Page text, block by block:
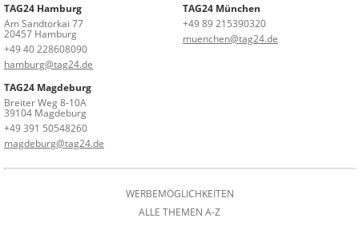
TAG24 Hamburg
Am Sandtorkai 77
20457 Hamburg
+49 40 228608090
hamburg@tag24.de
TAG24 München
+49 89 215390320
muenchen@tag24.de
TAG24 Magdeburg
Breiter Weg 8-10A
39104 Magdeburg
+49 391 50548260
magdeburg@tag24.de
WERBEMÖGLICHKEITEN
ALLE THEMEN A-Z